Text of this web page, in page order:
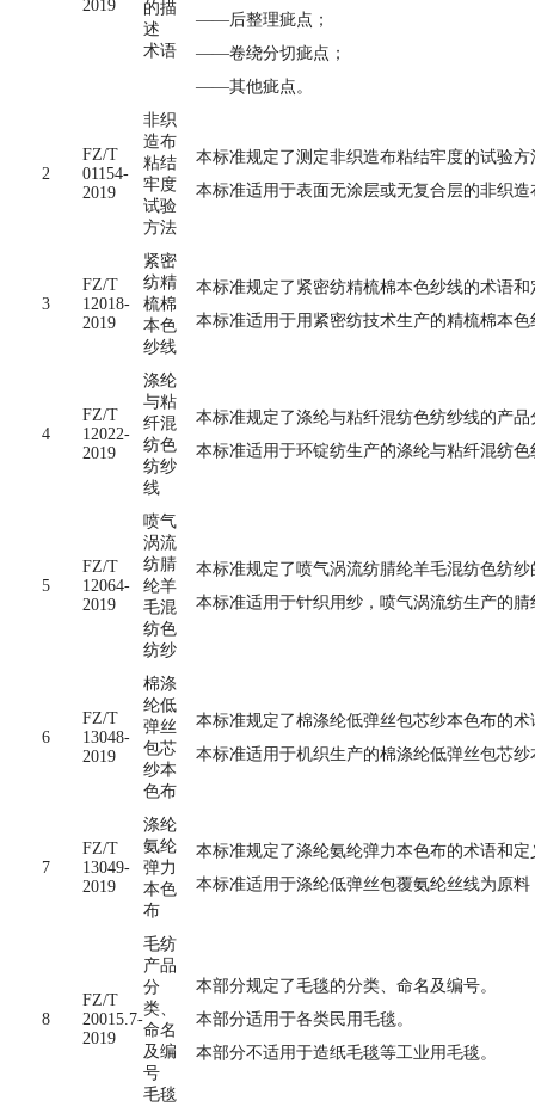
2019
的描
述
术语
——后整理疵点；
——卷绕分切疵点；
——其他疵点。
2
FZ/T
01154-
2019
非织
造布
粘结
牢度
试验
方法
本标准规定了测定非织造布粘结牢度的试验方
本标准适用于表面无涂层或无复合层的非织造
3
FZ/T
12018-
2019
紧密
纺精
梳棉
本色
纱线
本标准规定了紧密纺精梳棉本色纱线的术语
本标准适用于用紧密纺技术生产的精梳棉本色
4
FZ/T
12022-
2019
涤纶
与粘
纤混
纺色
纺纱
线
本标准规定了涤纶与粘纤混纺色纺纱线的产
本标准适用于环锭纺生产的涤纶与粘纤混纺色
5
FZ/T
12064-
2019
喷气
涡流
纺腈
纶羊
毛混
纺色
纺纱
本标准规定了喷气涡流纺腈纶羊毛混纺色纺
本标准适用于针织用纱，喷气涡流纺生产的腈
6
FZ/T
13048-
2019
棉涤
纶低
弹丝
包芯
纱本
色布
本标准规定了棉涤纶低弹丝包芯纱本色布的术
本标准适用于机织生产的棉涤纶低弹丝包芯纱
7
FZ/T
13049-
2019
涤纶
氨纶
弹力
本色
布
本标准规定了涤纶氨纶弹力本色布的术语和定
本标准适用于涤纶低弹丝包覆氨纶丝线为原料
8
FZ/T
20015.7-
2019
毛纺
产品
分
类、
命名
及编
号
毛毯
本部分规定了毛毯的分类、命名及编号。
本部分适用于各类民用毛毯。
本部分不适用于造纸毛毯等工业用毛毯。